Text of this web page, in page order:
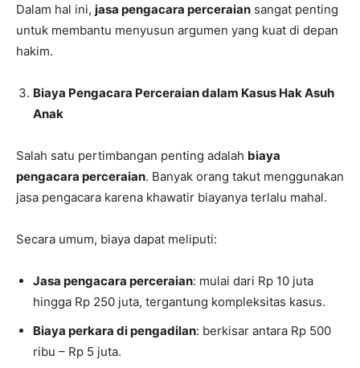
Dalam hal ini, jasa pengacara perceraian sangat penting
untuk membantu menyusun argumen yang kuat di depan
hakim.
Biaya Pengacara Perceraian dalam Kasus Hak Asuh
Anak
Salah satu pertimbangan penting adalah biaya
pengacara perceraian. Banyak orang takut menggunakan
jasa pengacara karena khawatir biayanya terlalu mahal.
Secara umum, biaya dapat meliputi:
Jasa pengacara perceraian: mulai dari Rp 10 juta
hingga Rp 250 juta, tergantung kompleksitas kasus.
Biaya perkara di pengadilan: berkisar antara Rp 500
ribu – Rp 5 juta.